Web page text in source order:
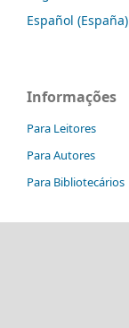
Español (España)
Informações
Para Leitores
Para Autores
Para Bibliotecários